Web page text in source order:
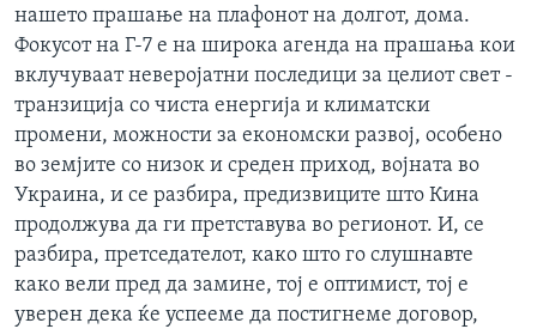
нашето прашање на плафонот на долгот, дома.
Фокусот на Г-7 е на широка агенда на прашања кои
вклучуваат неверојатни последици за целиот свет -
транзиција со чиста енергија и климатски
промени, можности за економски развој, особено
во земјите со низок и среден приход, војната во
Украина, и се разбира, предизвиците што Кина
продолжува да ги претставува во регионот. И, се
разбира, претседателот, како што го слушнавте
како вели пред да замине, тој е оптимист, тој е
уверен дека ќе успееме да постигнеме договор,